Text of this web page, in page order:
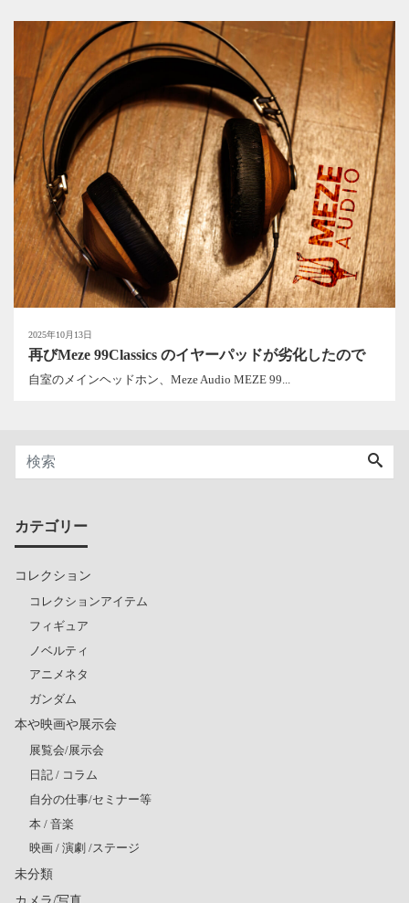
2025年10月13日
再びMeze 99Classics のイヤーパッドが劣化したので
自室のメインヘッドホン、Meze Audio MEZE 99...
カテゴリー
コレクション
コレクションアイテム
フィギュア
ノベルティ
アニメネタ
ガンダム
本や映画や展示会
展覧会/展示会
日記 / コラム
自分の仕事/セミナー等
本 / 音楽
映画 / 演劇 /ステージ
未分類